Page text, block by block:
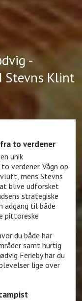
-
Stevns Klint
to verdener
unik
verdener. Vågn op
mens Stevns
blive udforsket
strategiske
adgang til både
pittoreske
du både har
samt hurtig
Ferieby har du
lige over